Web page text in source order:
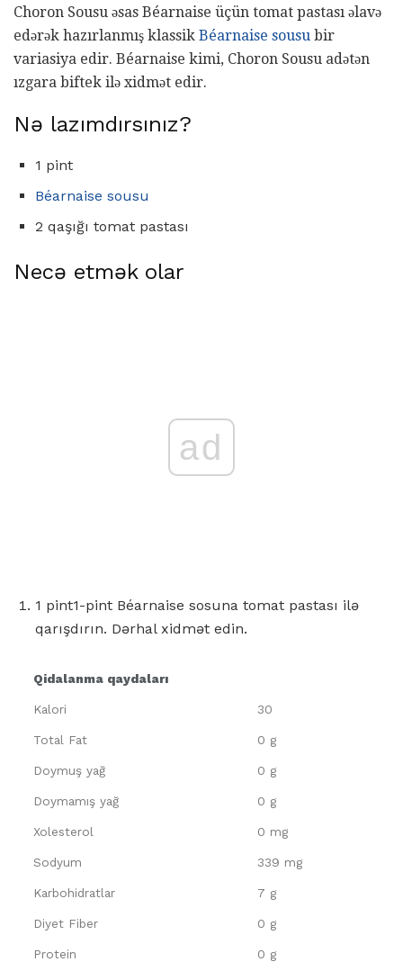
Choron Sousu əsas Béarnaise üçün tomat pastası əlavə
edərək hazırlanmış klassik Béarnaise sousu bir
variasiya edir. Béarnaise kimi, Choron Sousu adətən
ızgara biftek ilə xidmət edir.
Nə lazımdırsınız?
1 pint
Béarnaise sousu
2 qaşığı tomat pastası
Necə etmək olar
ad
1 pint1-pint Béarnaise sosuna tomat pastası ilə
qarışdırın. Dərhal xidmət edin.
Qidalanma qaydaları
Kalori 30
Total Fat 0 g
Doymuş yağ 0 g
Doymamış yağ 0 g
Xolesterol 0 mg
Sodyum 339 mg
Karbohidratlar 7 g
Diyet Fiber 0 g
Protein 0 g